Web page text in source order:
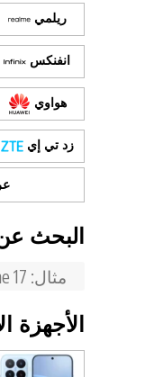
ريلمي
انفنكس
هواوي
زد تي إي
البحث
الأجهزة